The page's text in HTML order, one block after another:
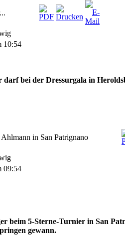
10:54
darf bei der Dressurgala in
in San Patrignano
09:54
beim 5-Sterne-Turnier in San
gewann.